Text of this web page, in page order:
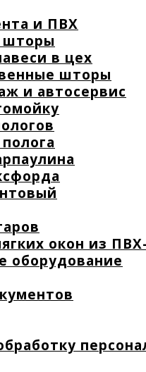
и ПВХ
шторы
в цех
шторы
и автосервис
окон из
оборудование